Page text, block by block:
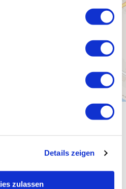
Details zeigen
zulassen